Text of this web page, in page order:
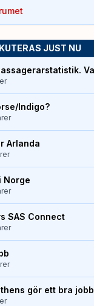
JUST NU
Indigo?
Arlanda
Norge
SAS Connect
gör ett bra